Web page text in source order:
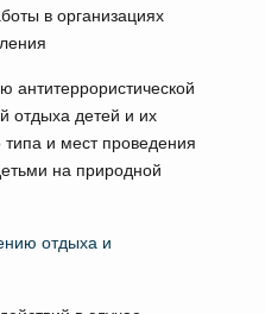
в организациях
антитеррористической
отдыха детей и их
типа и мест проведения
на природной
отдыха и